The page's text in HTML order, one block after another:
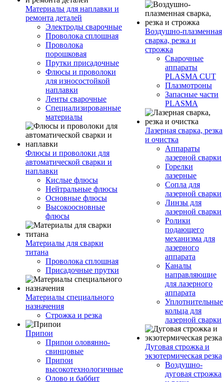
Материалы для наплавки и
ремонта деталей
Электроды сварочные
Проволока сплошная
Проволока
порошковая
Прутки присадочные
Флюсы и проволоки
для износостойкой
наплавки
Ленты сварочные
Специализированные
материалы
Флюсы и проволоки для
автоматической сварки и
наплавки
Кислые флюсы
Нейтральные флюсы
Основные флюсы
Высокоосновные
флюсы
Материалы для сварки
титана
Проволока сплошная
Присадочные прутки
Материалы специального
назначения
Строжка и резка
Припои
Припои оловянно-
свинцовые
Припои
высокотехнологичные
Олово и баббит
Воздушно-плазменная
сварка, резка и
строжка
Сварочные
аппараты
PLASMA CUT
Плазмотроны
Запасные части
PLASMA
Лазерная сварка, резка
и очистка
Аппараты
лазерной сварки
Горелки
лазерные
Сопла для
лазерной сварки
Линзы для
лазерной сварки
Ролики
подающего
механизма для
лазерного
аппарата
Каналы
направляющие
для лазерного
аппарата
Уплотнительные
кольца для
лазерной сварки
Дуговая строжка и
экзотермическая резка
Воздушно-
дуговая строжка